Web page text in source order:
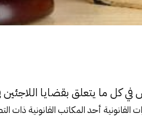
ما يتعلق بقضايا اللاجئين
أحد المكاتب القانونية ذات